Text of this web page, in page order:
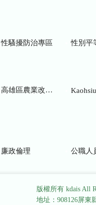
性騷擾防治專區 性別平等
高雄區農業改良場研究彙報 Kaohsiung District Agricultural
廉政倫理 公職人員
版權所有 kdais All
地址：908126屏東